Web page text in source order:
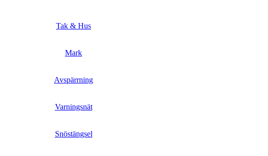
Tak & Hus
Mark
Avspärrning
Varningsnät
Snöstängsel